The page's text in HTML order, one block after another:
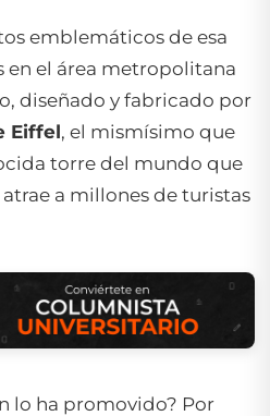
emblemáticos de esa
en el área metropolitana
diseñado y fabricado por
Eiffel, el mismísimo que
torre del mundo que
a millones de turistas
lo ha promovido? Por